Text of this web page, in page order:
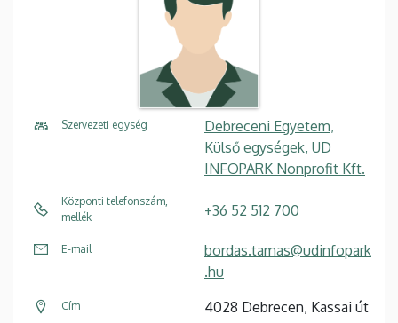
Szervezeti egység
Debreceni Egyetem,
Külső egységek, UD
INFOPARK Nonprofit Kft.
Központi telefonszám,
mellék
+36 52 512 700
E-mail
bordas.tamas@udinfopark
.hu
Cím
4028 Debrecen, Kassai út